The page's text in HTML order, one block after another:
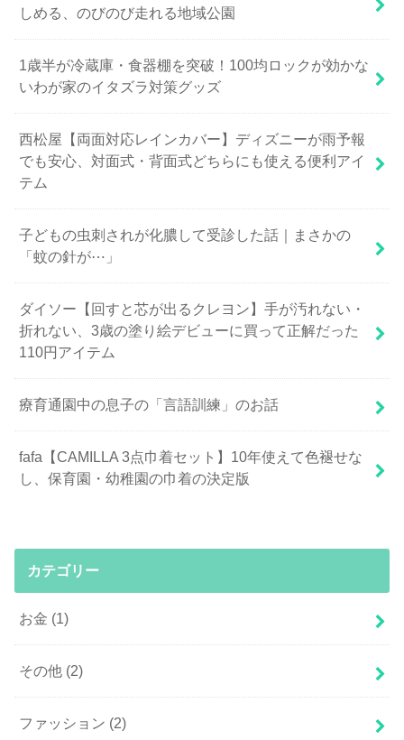
しめる、のびのび走れる地域公園
1歳半が冷蔵庫・食器棚を突破！100均ロックが効かな
いわが家のイタズラ対策グッズ
西松屋【両面対応レインカバー】ディズニーが雨予報
でも安心、対面式・背面式どちらにも使える便利アイ
テム
子どもの虫刺されが化膿して受診した話｜まさかの
「蚊の針が⋯」
ダイソー【回すと芯が出るクレヨン】手が汚れない・
折れない、3歳の塗り絵デビューに買って正解だった
110円アイテム
療育通園中の息子の「言語訓練」のお話
fafa【CAMILLA 3点巾着セット】10年使えて色褪せな
し、保育園・幼稚園の巾着の決定版
カテゴリー
お金 (1)
その他 (2)
ファッション (2)